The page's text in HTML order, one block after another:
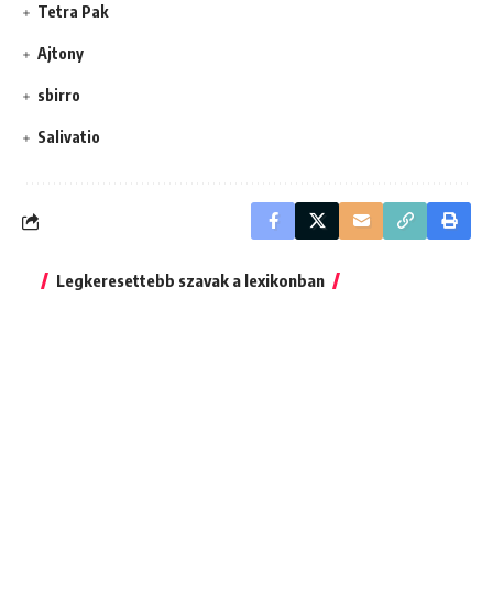
Tetra Pak
Ajtony
sbirro
Salivatio
Legkeresettebb szavak a lexikonban